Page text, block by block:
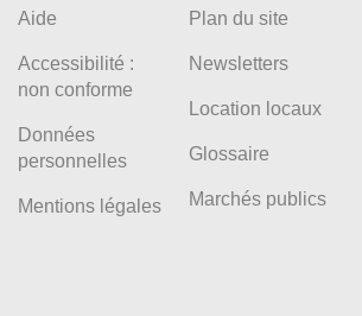
Aide
Accessibilité :
non conforme
Données
personnelles
Mentions légales
Plan du site
Newsletters
Location locaux
Glossaire
Marchés publics